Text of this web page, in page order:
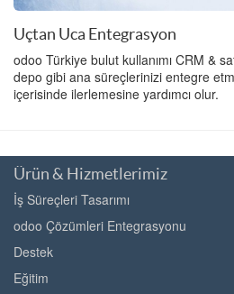
Uçtan Uca Entegrasyon
odoo Türkiye bulut kullanımı CRM &
depo gibi ana süreçlerinizi entegre
içerisinde ilerlemesine yardımcı olur.
Ürün & Hizmetlerimiz
İş Süreçleri Tasarımı
odoo Çözümleri Entegrasyonu
Destek
Eğitim